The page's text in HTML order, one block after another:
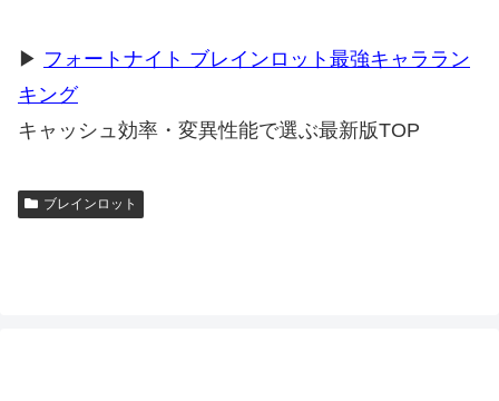
▶ フォートナイト ブレインロット最強キャララン
キング
キャッシュ効率・変異性能で選ぶ最新版TOP
ブレインロット